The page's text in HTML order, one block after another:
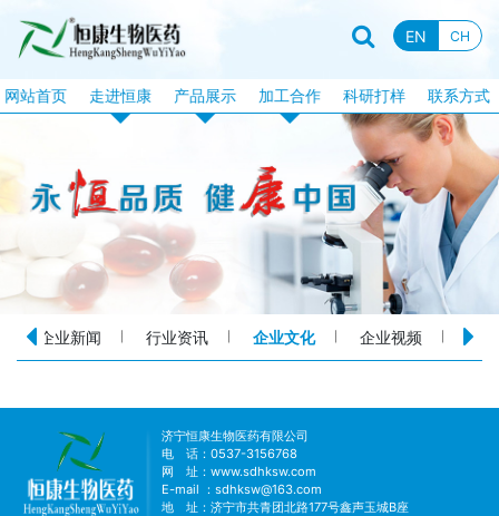
EN CH
网站首页
走进恒康
企业资质
行业资讯
企业文化
企业视频
品牌故事
产品展示
恒康产品
液饮产品
露酒系列
丸剂系列
化妆品系列
加工合作
片剂加工
固体饮料加工
软胶囊加工
包衣片加工
口服液体加工
丸剂加工
科研打样 联系方式
企业新闻 行业资讯 企业文化 企业视频 品
济宁恒康生物医药有限公司
电 话：0537-3156768
网 址： www.sdhksw.com
E-mail ：sdhksw@163.com
地 址：济宁市共青团北路177号鑫声玉城B座